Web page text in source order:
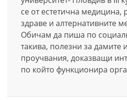
се от естетична медицина,
здраве и алтернативните
Обичам да пиша по
такива, полезни за дамите
проучвания, доказващи
по който функционира